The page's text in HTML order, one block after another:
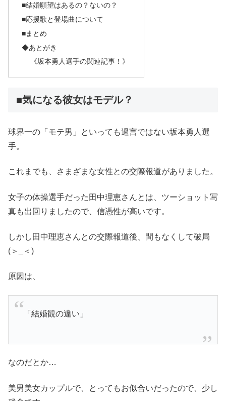
■結婚願望はあるの？ないの？
■応援歌と登場曲について
■まとめ
◆あとがき
《坂本勇人選手の関連記事！》
■気になる彼女はモデル？
球界一の「モテ男」といっても過言ではない坂本勇人選
手。
これまでも、さまざまな女性との交際報道がありました。
女子の体操選手だった田中理恵さんとは、ツーショット写
真も出回りましたので、信憑性が高いです。
しかし田中理恵さんとの交際報道後、間もなくして破局
(＞_＜)
原因は、
「結婚観の違い」
なのだとか…
美男美女カップルで、とってもお似合いだったので、少し